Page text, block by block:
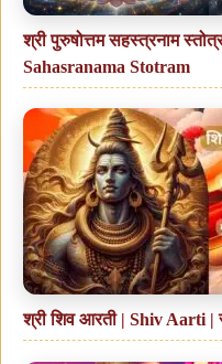
श्री पुरुषोत्तम सहस्त्रनाम
Sahasranama Stotram
श्री शिव आरती | Shiv Aarti |